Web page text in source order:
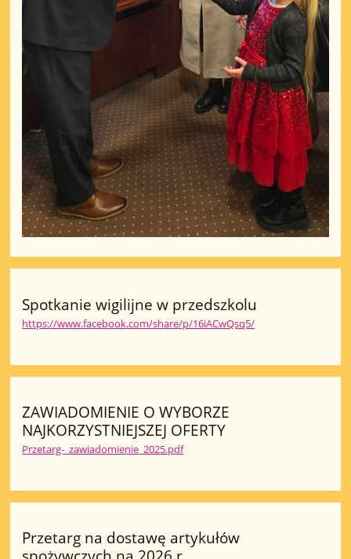
Spotkanie wigilijne w przedszkolu
https://www.facebook.com/share/p/16iACwQsq5/
ZAWIADOMIENIE O WYBORZE
NAJKORZYSTNIEJSZEJ OFERTY
Przetarg-_zawiadomienie_2025.pdf
Przetarg na dostawę artykułów